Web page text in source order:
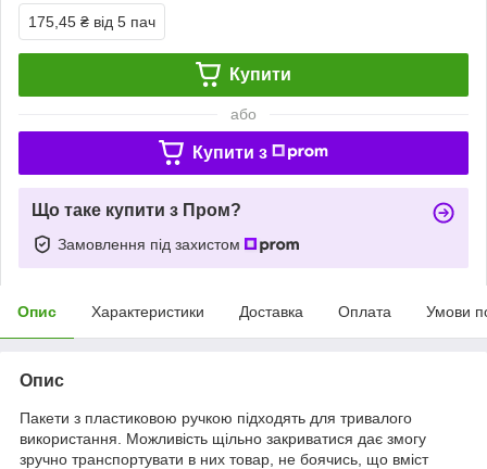
175,45 ₴ від 5 пач
Купити
або
Купити з
Що таке купити з Пром?
Замовлення під захистом
Опис Характеристики Доставка Оплата Умови
Опис
Пакети з пластиковою ручкою підходять для тривалого
використання. Можливість щільно закриватися дає змогу
зручно транспортувати в них товар, не боячись, що вміст